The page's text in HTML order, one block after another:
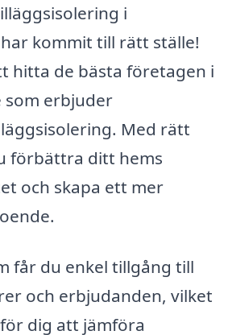
i
har kommit till rätt ställe!
hitta de bästa företagen i
erbjuder
Med rätt
förbättra ditt hems
och skapa ett mer
får du enkel tillgång till
och erbjudanden, vilket
dig att jämföra